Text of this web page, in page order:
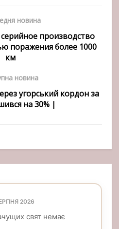
новина
производство
поражения более 1000
км
новина
угорський кордон за
на 30% |
2026
свят немає